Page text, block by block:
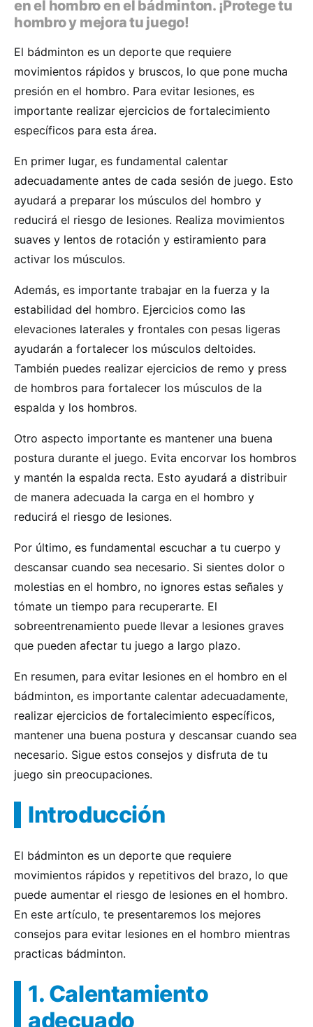
en el hombro en el bádminton. ¡Protege tu
hombro y mejora tu juego!
El bádminton es un deporte que requiere
movimientos rápidos y bruscos, lo que pone mucha
presión en el hombro. Para evitar lesiones, es
importante realizar ejercicios de fortalecimiento
específicos para esta área.
En primer lugar, es fundamental calentar
adecuadamente antes de cada sesión de juego. Esto
ayudará a preparar los músculos del hombro y
reducirá el riesgo de lesiones. Realiza movimientos
suaves y lentos de rotación y estiramiento para
activar los músculos.
Además, es importante trabajar en la fuerza y la
estabilidad del hombro. Ejercicios como las
elevaciones laterales y frontales con pesas ligeras
ayudarán a fortalecer los músculos deltoides.
También puedes realizar ejercicios de remo y press
de hombros para fortalecer los músculos de la
espalda y los hombros.
Otro aspecto importante es mantener una buena
postura durante el juego. Evita encorvar los hombros
y mantén la espalda recta. Esto ayudará a distribuir
de manera adecuada la carga en el hombro y
reducirá el riesgo de lesiones.
Por último, es fundamental escuchar a tu cuerpo y
descansar cuando sea necesario. Si sientes dolor o
molestias en el hombro, no ignores estas señales y
tómate un tiempo para recuperarte. El
sobreentrenamiento puede llevar a lesiones graves
que pueden afectar tu juego a largo plazo.
En resumen, para evitar lesiones en el hombro en el
bádminton, es importante calentar adecuadamente,
realizar ejercicios de fortalecimiento específicos,
mantener una buena postura y descansar cuando sea
necesario. Sigue estos consejos y disfruta de tu
juego sin preocupaciones.
Introducción
El bádminton es un deporte que requiere
movimientos rápidos y repetitivos del brazo, lo que
puede aumentar el riesgo de lesiones en el hombro.
En este artículo, te presentaremos los mejores
consejos para evitar lesiones en el hombro mientras
practicas bádminton.
1. Calentamiento
adecuado